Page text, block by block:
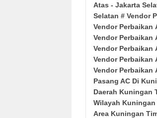
Atas - Jakarta
Selatan # Vendor
Vendor Perbaikan
Vendor Perbaikan
Vendor Perbaikan
Vendor Perbaikan
Vendor Perbaikan
Pasang AC Di
Daerah Kuningan
Wilayah Kuningan
Area Kuningan